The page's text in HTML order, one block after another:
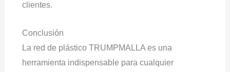
clientes.
Conclusión
La red de plástico TRUMPMALLA es una
herramienta indispensable para cualquier